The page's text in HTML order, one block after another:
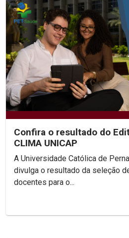
Confira o resultado do
CLIMA UNICAP
A Universidade Católica de
divulga o resultado da seleção
docentes para o...